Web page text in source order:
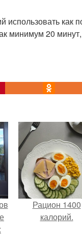
как
минимум 20
Рацион 1400
калорий.